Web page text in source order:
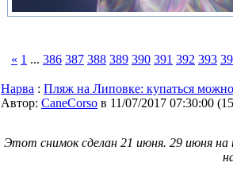
« 1 ... 386 387 388 389 390 391 392 393
Нарва : Пляж на Липовке: купаться
Автор: CaneCorso в 11/07/2017 07:30:00 (
Этот снимок сделан 21 июня. 29 июня